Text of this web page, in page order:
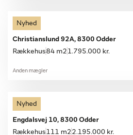
Nyhed
Christianslund 92A, 8300 Odder
Rækkehus84 m2 1.795.000 kr.
Anden mægler
Nyhed
Engdalsvej 10, 8300 Odder
Rækkehus111 m2 2.195.000 kr.